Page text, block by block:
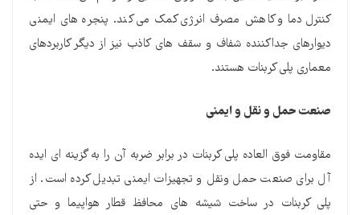
کنترل دما و کاهش مصرف انرژی کمک می کند. پنجره های ایمنی
دیوارهای جداکننده شفاف و سقف های کاذب نیز از دیگر کاربردهای
معماری پلی کربنات هستند.
صنعت حمل و نقل و ایمنی
مقاومت فوق العاده پلی کربنات در برابر ضربه آن را به گزینه ای ایده
آل برای صنعت حمل ونقل و تجهیزات ایمنی تبدیل کرده است. از
پلی کربنات در ساخت شیشه های محافظ قطار هواپیما و حتی